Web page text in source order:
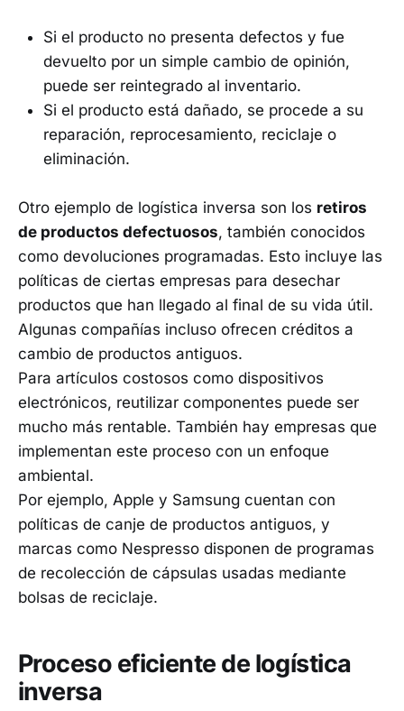
Si el producto no presenta defectos y fue
devuelto por un simple cambio de opinión,
puede ser reintegrado al inventario.
Si el producto está dañado, se procede a su
reparación, reprocesamiento, reciclaje o
eliminación.
Otro ejemplo de logística inversa son los retiros
de productos defectuosos, también conocidos
como devoluciones programadas. Esto incluye las
políticas de ciertas empresas para desechar
productos que han llegado al final de su vida útil.
Algunas compañías incluso ofrecen créditos a
cambio de productos antiguos.
Para artículos costosos como dispositivos
electrónicos, reutilizar componentes puede ser
mucho más rentable. También hay empresas que
implementan este proceso con un enfoque
ambiental.
Por ejemplo, Apple y Samsung cuentan con
políticas de canje de productos antiguos, y
marcas como Nespresso disponen de programas
de recolección de cápsulas usadas mediante
bolsas de reciclaje.
Proceso eficiente de logística
inversa